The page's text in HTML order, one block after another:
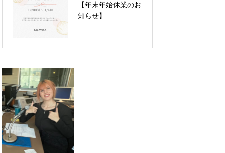
【年末年始休業のお
知らせ】
ト】「選ばれる会社
になるための採用戦